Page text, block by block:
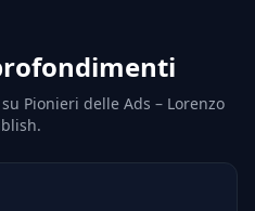
Pionieri delle Ads – Lorenzo